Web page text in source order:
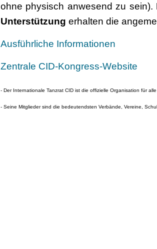
ohne physisch anwesend zu sein).
Unterstützung erhalten die
Ausführliche Informationen
Zentrale CID-Kongress-Website
- Der Internationale Tanzrat CID ist die offizielle Organisation für
- Seine Mitglieder sind die bedeutendsten Verbände, Vereine,